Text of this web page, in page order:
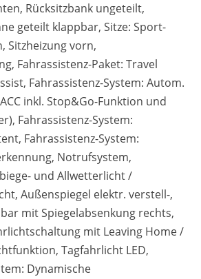
Rücksitzbank ungeteilt,
geteilt klappbar, Sitze: Sport-
Sitzheizung vorn,
Fahrassistenz-Paket: Travel
Fahrassistenz-System: Autom.
inkl. Stop&Go-Funktion und
Fahrassistenz-System:
Fahrassistenz-System:
Notrufsystem,
und Allwetterlicht /
Außenspiegel elektr. verstell-,
mit Spiegelabsenkung rechts,
mit Leaving Home /
Tagfahrlicht LED,
Dynamische